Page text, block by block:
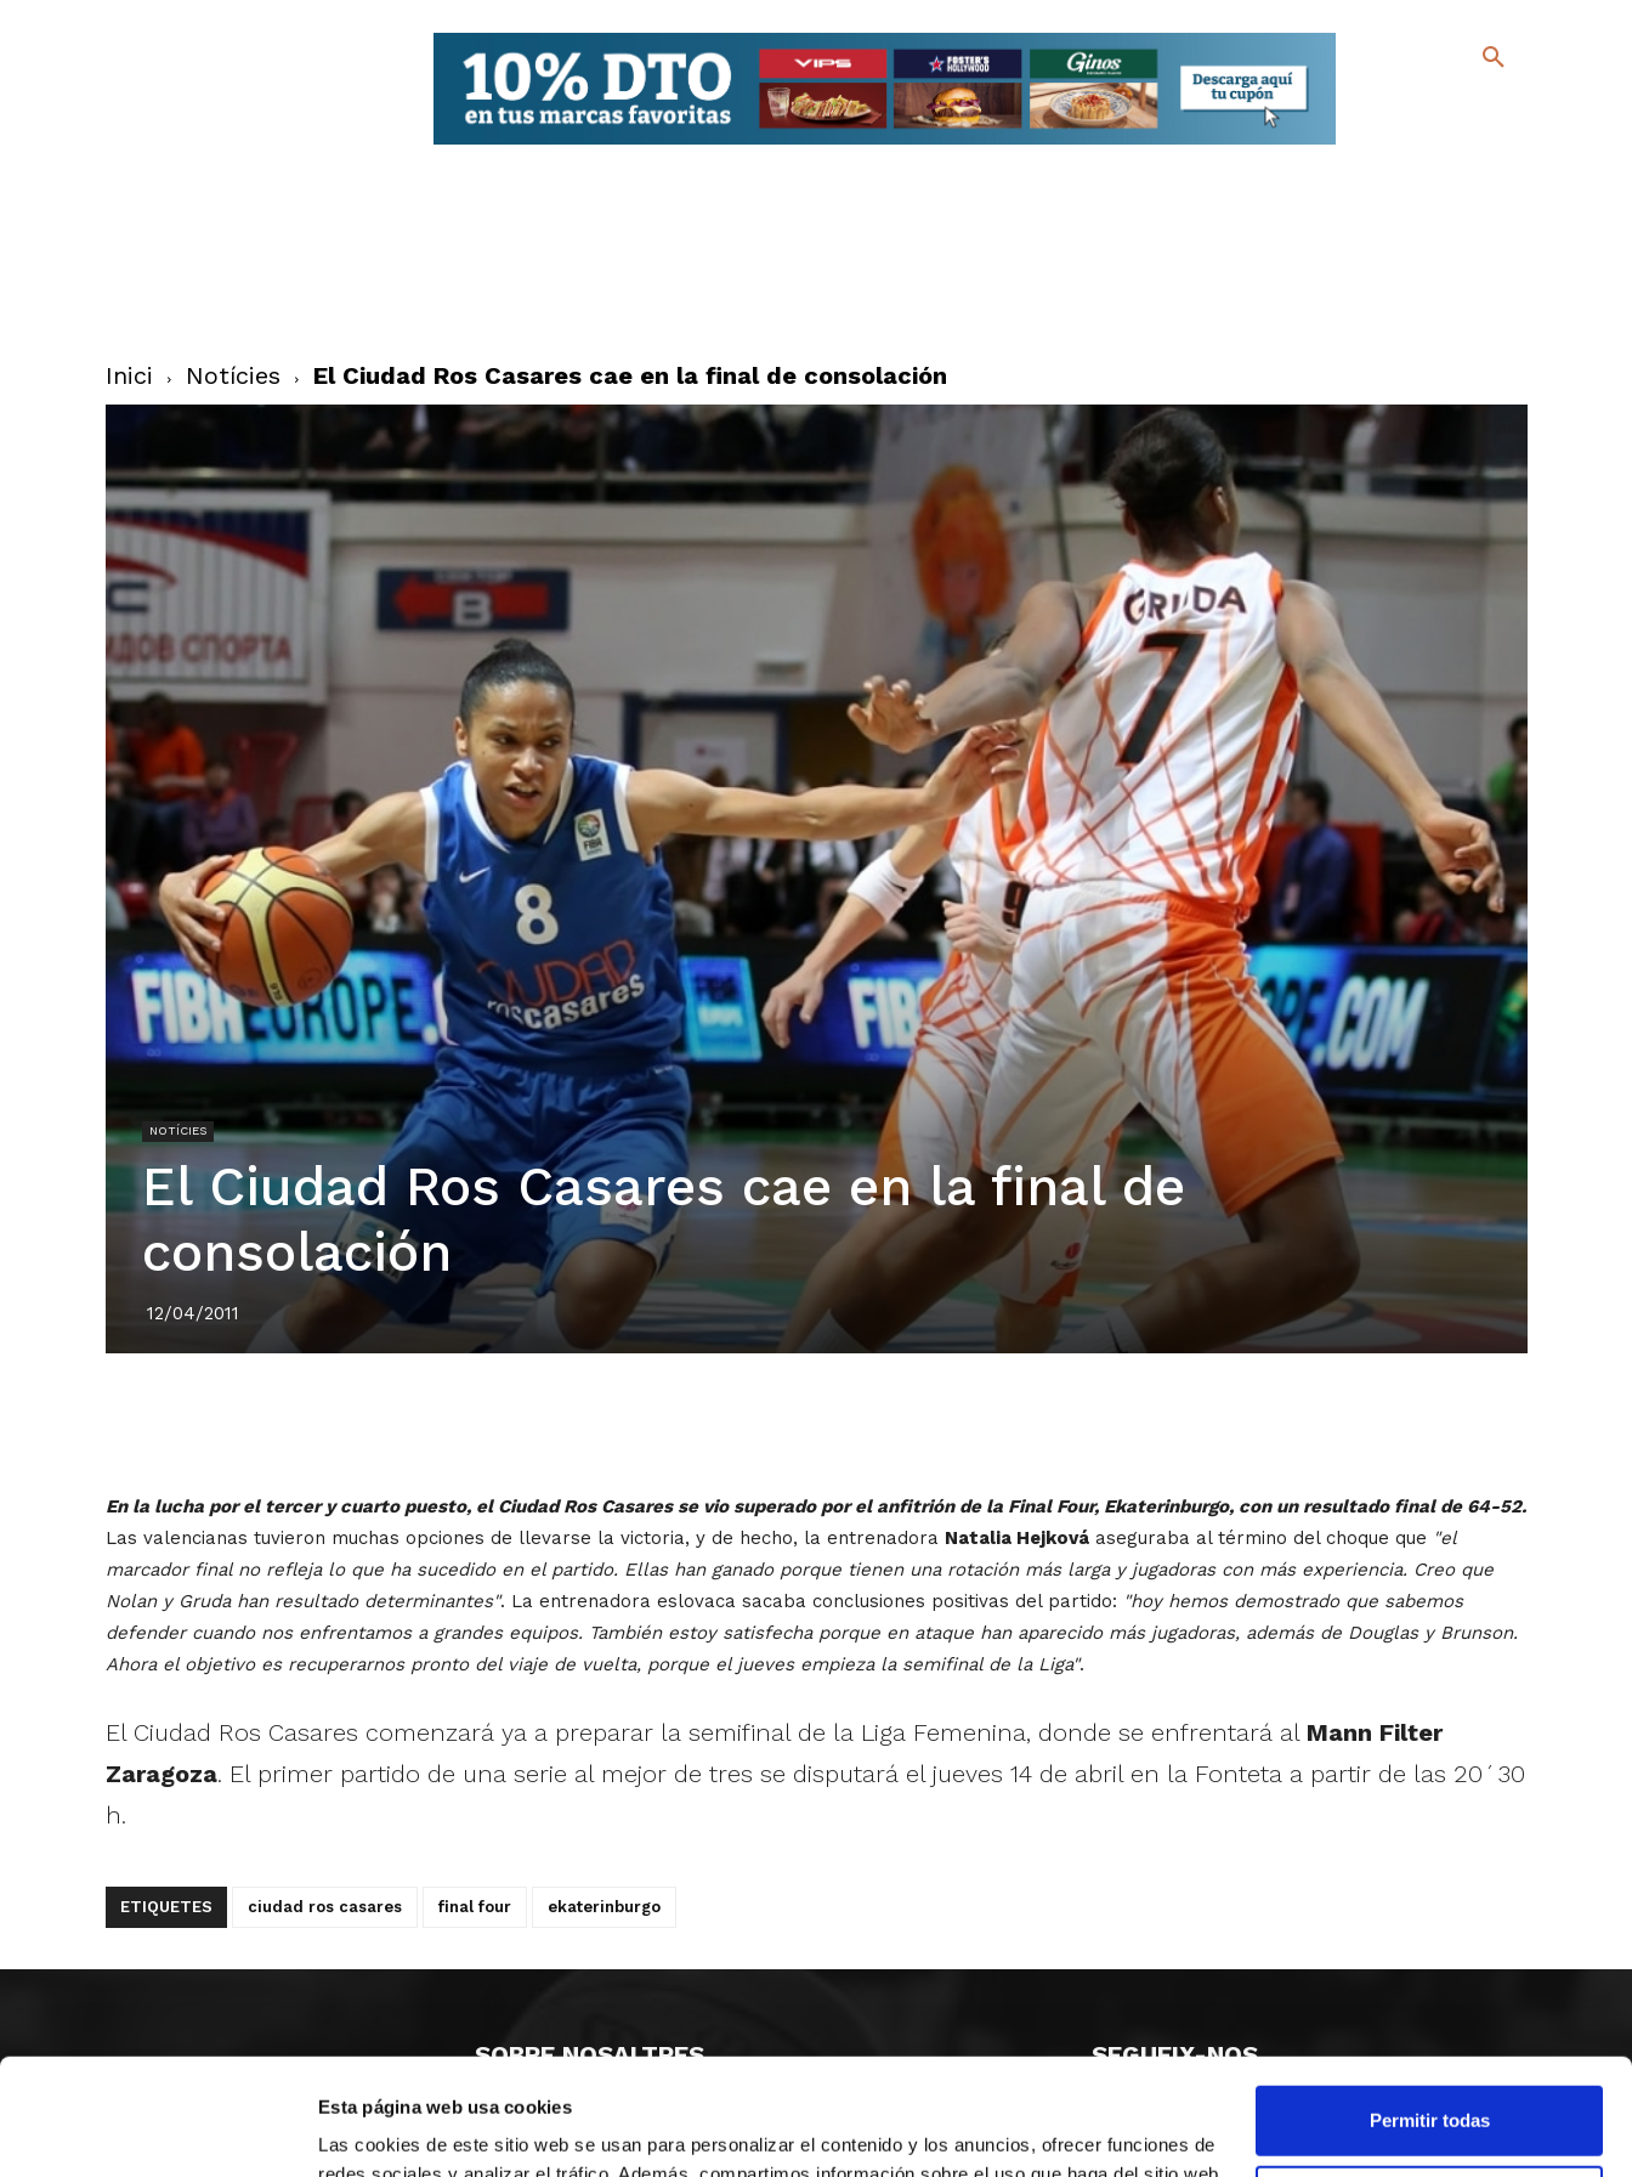
Esta página web usa cookies
Las cookies de este sitio web se usan para personalizar el contenido y los anuncios, ofrecer funciones de
Permitir todas
Inici Notícies El Ciudad Ros Casares cae en la final de consolación
NOTÍCIES
El Ciudad Ros Casares cae en la final de
consolación
12/04/2011
En la lucha por el tercer y cuarto puesto, el Ciudad Ros Casares se vio superado por el anfitrión de la Final Four, Ekaterinburgo, con un resultado final de 64-52.
Las valencianas tuvieron muchas opciones de llevarse la victoria, y de hecho, la entrenadora Natalia Hejkováaseguraba al término del choque que "el
marcador final no refleja lo que ha sucedido en el partido. Ellas han ganado porque tienen una rotación más larga y jugadoras con más experiencia. Creo que
Nolan y Gruda han resultado determinantes". La entrenadora eslovaca sacaba conclusiones positivas del partido: "hoy hemos demostrado que sabemos
defender cuando nos enfrentamos a grandes equipos. También estoy satisfecha porque en ataque han aparecido más jugadoras, además de Douglas y Brunson.
Ahora el objetivo es recuperarnos pronto del viaje de vuelta, porque el jueves empieza la semifinal de la Liga".
El Ciudad Ros Casares comenzará ya a preparar la semifinal de la Liga Femenina, donde se enfrentará al Mann Filter
Zaragoza. El primer partido de una serie al mejor de tres se disputará el jueves 14 de abril en la Fonteta a partir de las 20´30
h.
ETIQUETES ciudad ros casares final four ekaterinburgo
SOBRE NOSALTRES
CASTELLÓ
VALÈNCIA
MONESTIR DE POBLET 14 1ª 3º
ALACANT
CIUDAD DE MATANZAS 12
SEGUEIX-NOS